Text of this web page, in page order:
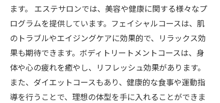
ます。 エステサロンでは、美容や健康に関する様々なプ
ログラムを提供しています。フェイシャルコースは、肌
のトラブルやエイジングケアに効果的で、リラックス効
果も期待できます。ボディトリートメントコースは、身
体や心の疲れを癒やし、リフレッシュ効果があります。
また、ダイエットコースもあり、健康的な食事や運動指
導を行うことで、理想の体型を手に入れることができま